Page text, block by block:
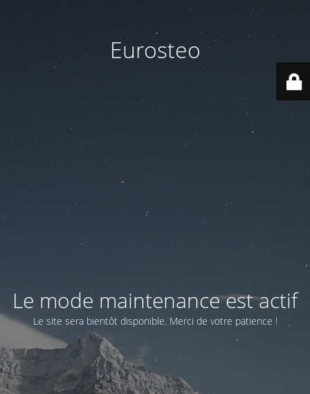
Eurosteo
Le mode maintenance est actif
Le site sera bientôt disponible. Merci de votre patience !